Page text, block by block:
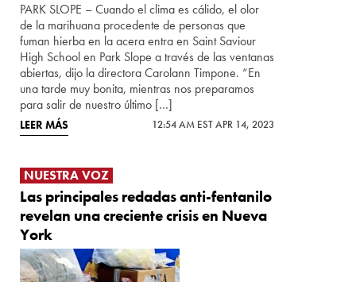
PARK SLOPE – Cuando el clima es cálido, el olor
de la marihuana procedente de personas que
fuman hierba en la acera entra en Saint Saviour
High School en Park Slope a través de las ventanas
abiertas, dijo la directora Carolann Timpone. “En
una tarde muy bonita, mientras nos preparamos
para salir de nuestro último […]
LEER MÁS 12:54 AM EST APR 14, 2023
NUESTRA VOZ
Las principales redadas anti-fentanilo
revelan una creciente crisis en Nueva
York